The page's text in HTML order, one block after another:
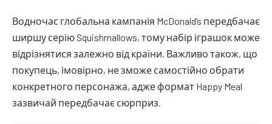
Водночас глобальна кампанія McDonald’s передбачає
ширшу серію Squishmallows, тому набір іграшок може
відрізнятися залежно від країни. Важливо також, що
покупець, імовірно, не зможе самостійно обрати
конкретного персонажа, адже формат Happy Meal
зазвичай передбачає сюрприз.